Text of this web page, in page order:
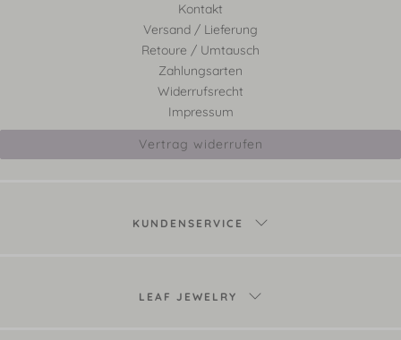
Kontakt
Versand / Lieferung
Retoure / Umtausch
Zahlungsarten
Widerrufsrecht
Impressum
Vertrag widerrufen
KUNDENSERVICE
LEAF JEWELRY